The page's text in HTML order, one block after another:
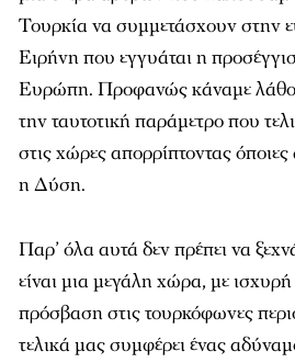
Τουρκία να συμμετάσχουν στην
Ειρήνη που εγγυάται η
Ευρώπη. Προφανώς κάναμε
την ταυτοτική παράμετρο που
στις χώρες απορρίπτοντας όποιες
η Δύση.
Παρ’ όλα αυτά δεν πρέπει να
είναι μια μεγάλη χώρα, με
πρόσβαση στις τουρκόφωνες
τελικά μας συμφέρει ένας